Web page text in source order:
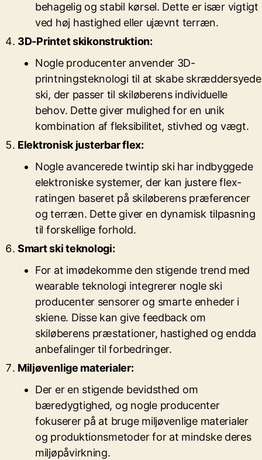
behagelig og stabil kørsel. Dette er især vigtigt
ved høj hastighed eller ujævnt terræn.
3D-Printet skikonstruktion:
Nogle producenter anvender 3D-
printningsteknologi til at skabe skræddersyede
ski, der passer til skiløberens individuelle
behov. Dette giver mulighed for en unik
kombination af fleksibilitet, stivhed og vægt.
Elektronisk justerbar flex:
Nogle avancerede twintip ski har indbyggede
elektroniske systemer, der kan justere flex-
ratingen baseret på skiløberens præferencer
og terræn. Dette giver en dynamisk tilpasning
til forskellige forhold.
Smart ski teknologi:
For at imødekomme den stigende trend med
wearable teknologi integrerer nogle ski
producenter sensorer og smarte enheder i
skiene. Disse kan give feedback om
skiløberens præstationer, hastighed og endda
anbefalinger til forbedringer.
Miljøvenlige materialer:
Der er en stigende bevidsthed om
bæredygtighed, og nogle producenter
fokuserer på at bruge miljøvenlige materialer
og produktionsmetoder for at mindske deres
miljøpåvirkning.